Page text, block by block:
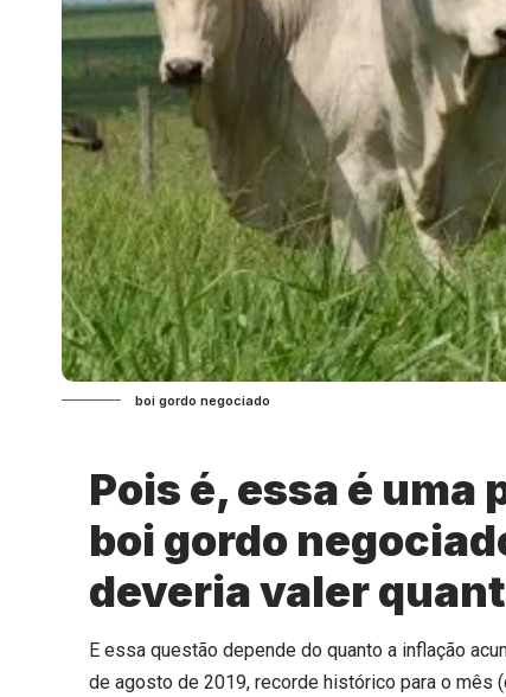
boi gordo negociado
Pois é, essa é
boi gordo
deveria valer
E essa questão depende do quanto a inflação
de agosto de 2019, recorde histórico para o mês (